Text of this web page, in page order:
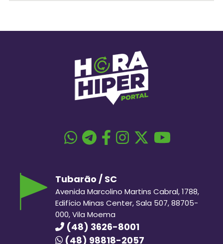
Tubarão / SC
Avenida Marcolino Martins Cabral, 1788,
Edifício Minas Center, Sala 507, 88705-
000, Vila Moema
(48) 3626-8001
(48) 98818-2057